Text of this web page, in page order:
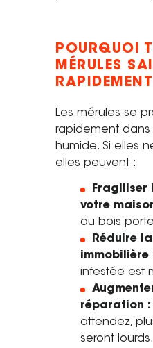
POURQUOI
MÉRULES
Les mérules se
rapidement
humide. Si elles
elles peuvent :
Fragiliser
votre
au bois
Réduire
immobilière
infestée est
réparation :
attendez,
seront lourds.